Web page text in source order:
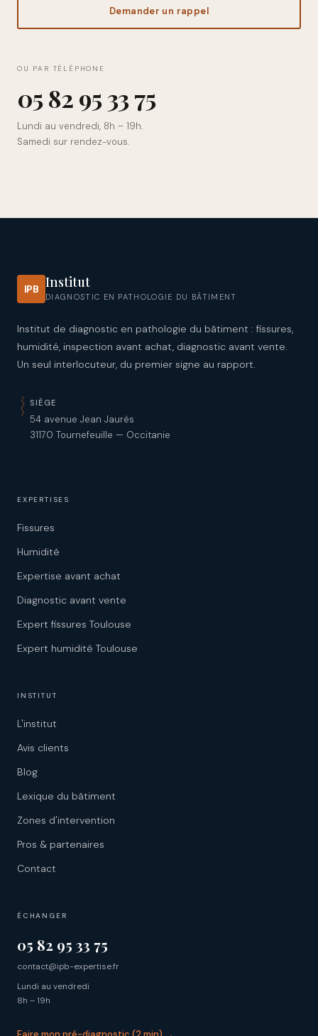
Demander un rappel
OU PAR TÉLÉPHONE
0582953375
Lundi au vendredi, 8h – 19h.
Samedi sur rendez-vous.
IPB Institut
DIAGNOSTIC EN PATHOLOGIE DU BÂTIMENT
Institut de diagnostic en pathologie du bâtiment : fissures,
humidité, inspection avant achat, diagnostic avant vente.
Un seul interlocuteur, du premier signe au rapport.
SIÈGE
54 avenue Jean Jaurès
31170 Tournefeuille — Occitanie
EXPERTISES
Fissures
Humidité
Expertise avant achat
Diagnostic avant vente
Expert fissures Toulouse
Expert humidité Toulouse
INSTITUT
L'institut
Avis clients
Blog
Lexique du bâtiment
Zones d'intervention
Pros & partenaires
Contact
ÉCHANGER
05 82 95 33 75
contact@ipb-expertise.fr
Lundi au vendredi
8h – 19h